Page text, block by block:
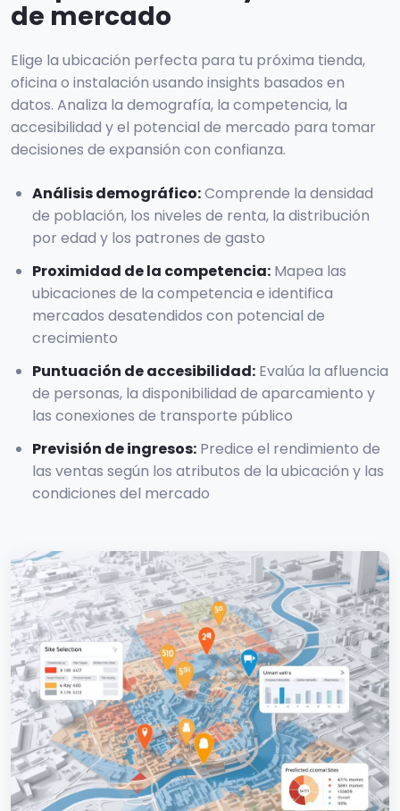
de mercado
Elige la ubicación perfecta para tu próxima tienda,
oficina o instalación usando insights basados en
datos. Analiza la demografía, la competencia, la
accesibilidad y el potencial de mercado para tomar
decisiones de expansión con confianza.
Análisis demográfico:Comprende la densidad
de población, los niveles de renta, la distribución
por edad y los patrones de gasto
Proximidad de la competencia: Mapea las
ubicaciones de la competencia e identifica
mercados desatendidos con potencial de
crecimiento
Puntuación de accesibilidad: Evalúa la afluencia
de personas, la disponibilidad de aparcamiento y
las conexiones de transporte público
Previsión de ingresos: Predice el rendimiento de
las ventas según los atributos de la ubicación y las
condiciones del mercado